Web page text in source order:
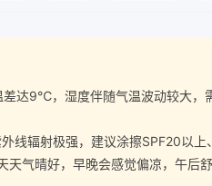
9℃，湿度伴随气温波动较大，
辐射极强，建议涂擦SPF20以
气晴好，早晚会感觉偏凉，午后